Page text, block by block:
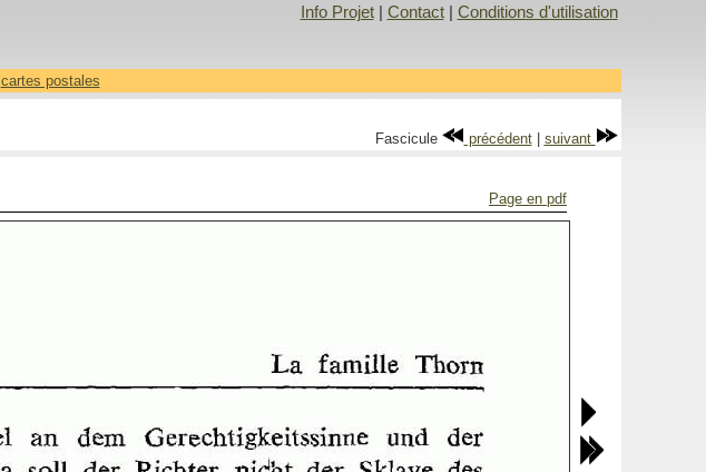
Info Projet| Contact| Conditions d'utilisation
cartes postales
Fascicule précédent| suivant
Page en pdf